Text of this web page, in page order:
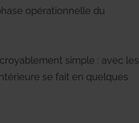
opérationnelle du
simple : avec les
se fait en quelques